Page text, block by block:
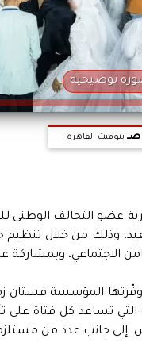
توضيحية
بتوقيت القاهرة
وذلك من خلال تنظيم
الاجتماعي،
وفّرتها المؤسسة
التي تساعد كل فتاة
إلى جانب عدد من